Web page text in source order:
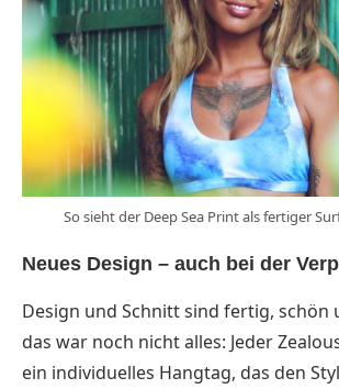
So sieht der Deep Sea Print als fertiger
Neues Design – auch bei der
Design und Schnitt sind fertig, schön
das war noch nicht alles: Jeder
ein individuelles Hangtag, das den